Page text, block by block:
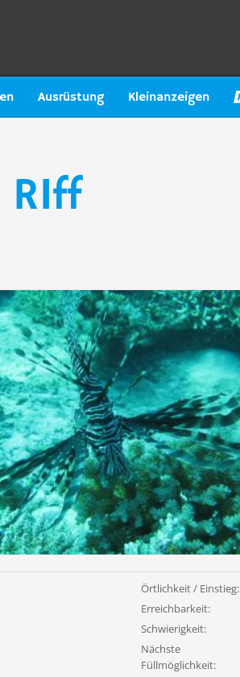
Ausrüstung Kleinanzeigen
Örtlichkeit / Einstieg:
Erreichbarkeit:
Schwierigkeit:
Nächste
Füllmöglichkeit: